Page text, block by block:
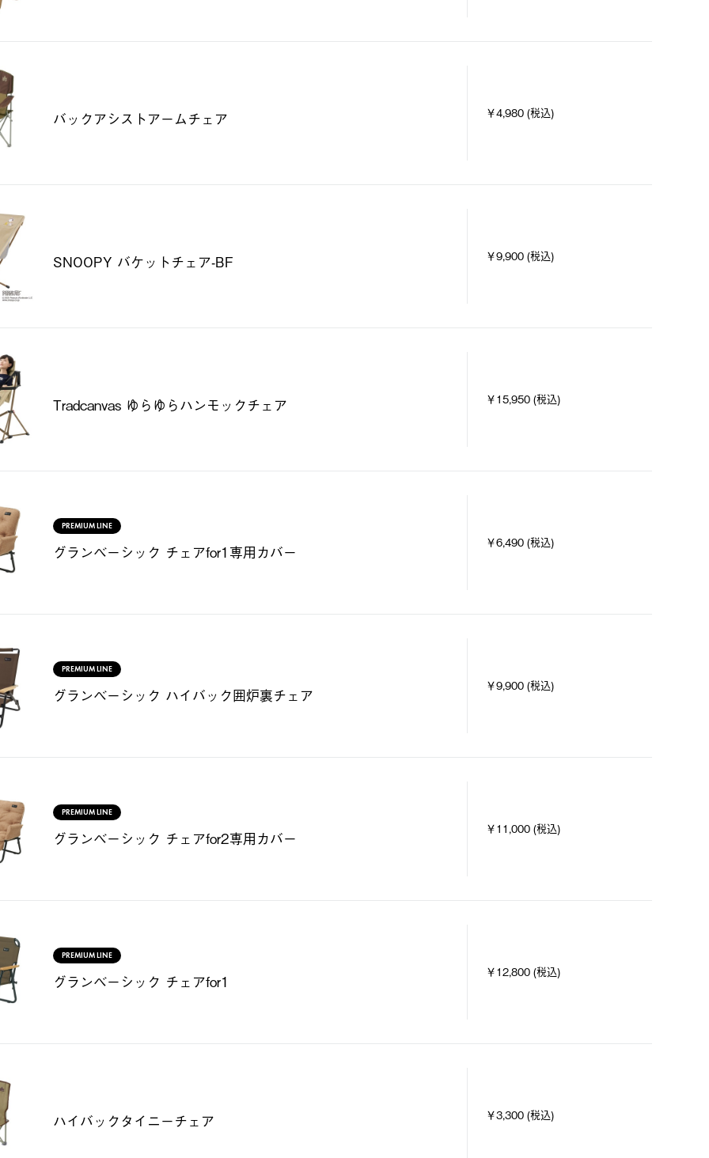
バックアシストアームチェア ￥4,980 (税込)
SNOOPY バケットチェア-BF ￥9,900 (税込)
Tradcanvas ゆらゆらハンモックチェア ￥15,950 (税込)
PREMIUM LINE
グランベーシック チェアfor1専用カバー
￥6,490 (税込)
PREMIUM LINE
グランベーシック ハイバック囲炉裏チェア
￥9,900 (税込)
PREMIUM LINE
グランベーシック チェアfor2専用カバー
￥11,000 (税込)
PREMIUM LINE
グランベーシック チェアfor1
￥12,800 (税込)
ハイバックタイニーチェア ￥3,300 (税込)